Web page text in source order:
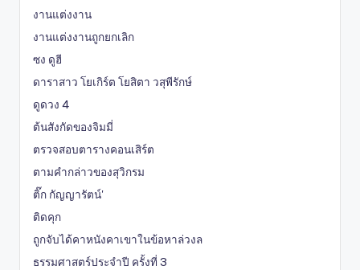
งานแต่งงาน
งานแต่งงานถูกยกเลิก
ซง ดูฮี
ดาราสาว โยเกิร์ต โยสิตา วสุพีรักษ์
ดูดวง 4
ต้นสังกัดของจิมมี่
ตรวจสอบตารางคอนเสิร์ต
ตามคำกล่าวของสุวิกรม
ติ๊ก กัญญารัตน์'
ติดคุก
ถูกจับได้คาหนังคาเขาในข้อหาล่วงล
ธรรมศาสตร์ประจำปี ครั้งที่ 3